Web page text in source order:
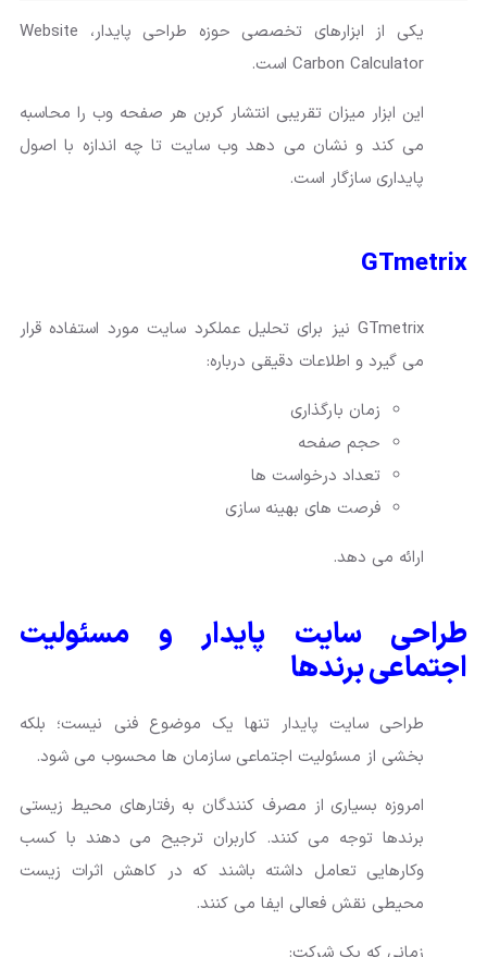
یکی از ابزارهای تخصصی حوزه طراحی پایدار، Website
Carbon Calculator است.
این ابزار میزان تقریبی انتشار کربن هر صفحه وب را محاسبه
می کند و نشان می دهد وب سایت تا چه اندازه با اصول
پایداری سازگار است.
GTmetrix
GTmetrix نیز برای تحلیل عملکرد سایت مورد استفاده قرار
می گیرد و اطلاعات دقیقی درباره:
زمان بارگذاری
حجم صفحه
تعداد درخواست ها
فرصت های بهینه سازی
ارائه می دهد.
طراحی سایت پایدار و مسئولیت
اجتماعی برندها
طراحی سایت پایدار تنها یک موضوع فنی نیست؛ بلکه
بخشی از مسئولیت اجتماعی سازمان ها محسوب می شود.
امروزه بسیاری از مصرف کنندگان به رفتارهای محیط زیستی
برندها توجه می کنند. کاربران ترجیح می دهند با کسب
وکارهایی تعامل داشته باشند که در کاهش اثرات زیست
محیطی نقش فعالی ایفا می کنند.